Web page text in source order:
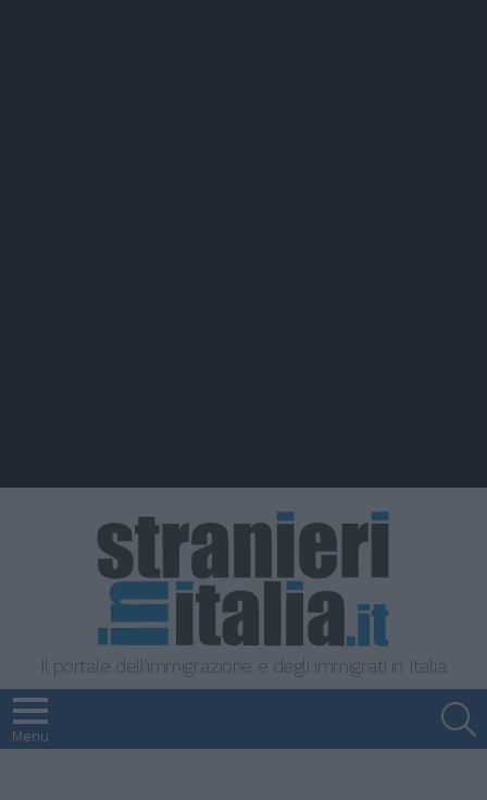
Il portale dell'immigrazione e degli immigrati in Italia
Menu